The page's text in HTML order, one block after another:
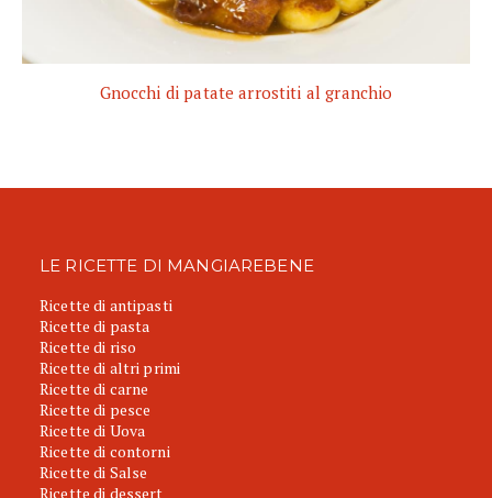
Gnocchi di patate arrostiti al granchio
LE RICETTE DI MANGIAREBENE
Ricette di antipasti
Ricette di pasta
Ricette di riso
Ricette di altri primi
Ricette di carne
Ricette di pesce
Ricette di Uova
Ricette di contorni
Ricette di Salse
Ricette di dessert